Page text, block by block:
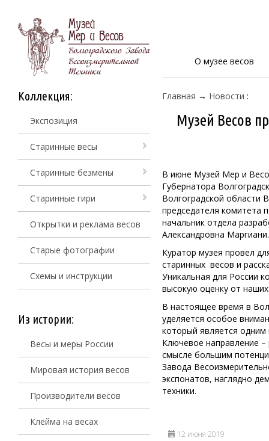
О музее весов
Коллекция:
Экспозиция
Старинные весы
Старинные безмены
Старинные гири
Открытки и реклама весов
Старые фотографии
Схемы и инструкции
Из истории:
Весы и меры России
Мировая история весов
Производители весов
Клейма на весах
Главная → Новости :
Музей Весов
В июне Музей Мер и
Губернатора
Волгоградской области
председателя комитета
начальник отдела
Александровна Маргиани.
Куратор музея провел
старинных весов и
Уникальная для России
высокую оценку от наших
В настоящее время в
уделяется особое
который является одним
Ключевое направление
смысле большим
Завода
экспонатов, наглядно
техники.
12 июня 2019